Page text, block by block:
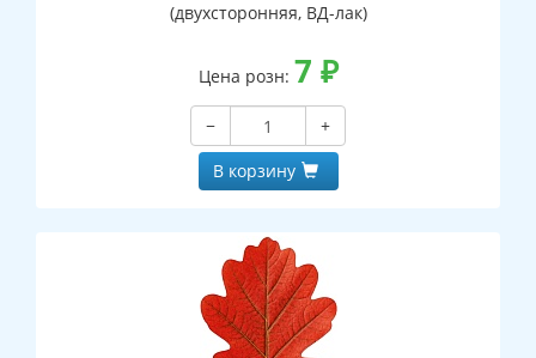
(двухсторонняя, ВД-лак)
Цена розн: 7 ₽
−
+
В корзину